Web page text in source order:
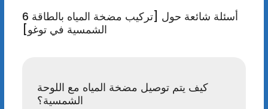
6 أسئلة شائعة حول [تركيب مضخة المياه بالطاقة
الشمسية في توغو]
كيف يتم توصيل مضخة المياه مع اللوحة
الشمسية؟